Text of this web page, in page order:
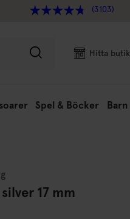
(3103)
Hitta butik
Spel & Böcker Barn
17 mm